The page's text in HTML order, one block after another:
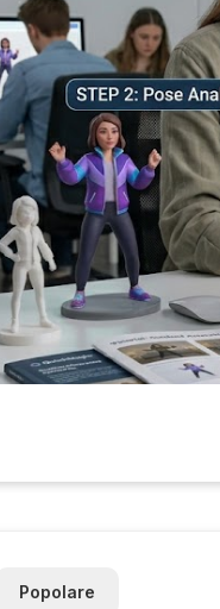
Popolare